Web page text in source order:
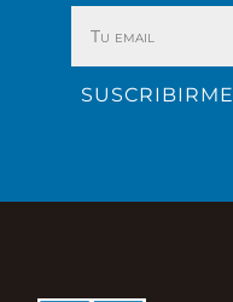
SUSCRIBIRME